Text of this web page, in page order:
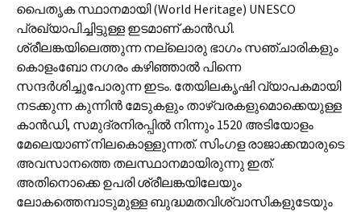
പൈതൃക സ്ഥാനമായി (World Heritage) UNESCO
പ്രഖ്യാപിച്ചിട്ടുള്ള ഇടമാണ് കാൻഡി.
ശ്രീലങ്കയിലെത്തുന്ന നല്ലൊരു ഭാഗം സഞ്ചാരികളും
കൊളംബോ നഗരം കഴിഞ്ഞാൽ പിന്നെ
സന്ദർശിച്ചുപോരുന്ന ഇടം. തേയിലകൃഷി വ്യാപകമായി
നടക്കുന്ന കുന്നിൻ മേടുകളും താഴ്‌വരകളുമൊക്കെയുള്ള
കാൻഡി, സമുദ്രനിരപ്പിൽ നിന്നും 1520 അടിയോളം
മേലെയാണ് നിലകൊള്ളുന്നത്. സിംഗള രാജാക്കന്മാരുടെ
അവസാനത്തെ തലസ്ഥാനമായിരുന്നു ഇത്.
അതിനൊക്കെ ഉപരി ശ്രീലങ്കയിലേയും
ലോകത്തെമ്പാടുമുള്ള ബുദ്ധമതവിശ്വാസികളുടേയും